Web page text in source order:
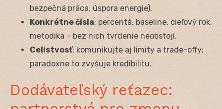
bezpečná práca, úspora energie).
Konkrétne čísla: percentá, baseline, cieľový rok,
metodika – bez nich tvrdenie neobstojí.
Celistvosť: komunikujte aj limity a trade-offy;
paradoxne to zvyšuje kredibilitu.
Dodávateľský reťazec: